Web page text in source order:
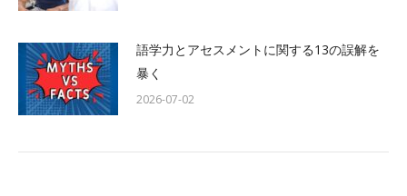
語学力とアセスメントに関する13の誤解を
暴く
2026-07-02